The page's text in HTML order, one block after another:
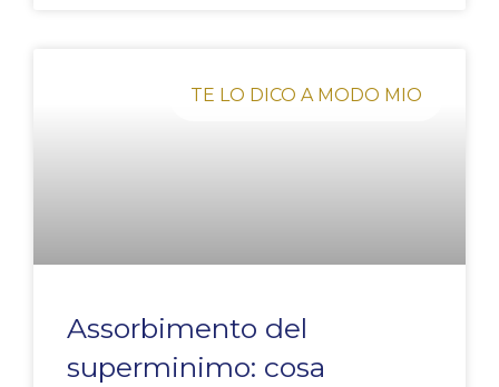
TE LO DICO A MODO MIO
Assorbimento del
superminimo: cosa